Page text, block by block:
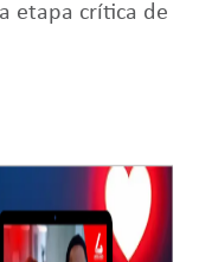
etapa crítica de